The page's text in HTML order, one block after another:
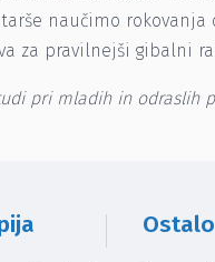
naučimo
za pravilnejši gibalni
pri mladih in
Ostalo